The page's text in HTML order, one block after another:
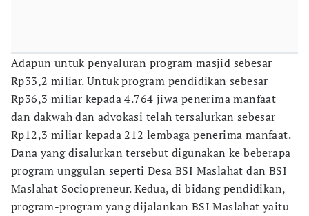
Adapun untuk penyaluran program masjid sebesar
Rp33,2 miliar. Untuk program pendidikan sebesar
Rp36,3 miliar kepada 4.764 jiwa penerima manfaat
dan dakwah dan advokasi telah tersalurkan sebesar
Rp12,3 miliar kepada 212 lembaga penerima manfaat.
Dana yang disalurkan tersebut digunakan ke beberapa
program unggulan seperti Desa BSI Maslahat dan BSI
Maslahat Sociopreneur. Kedua, di bidang pendidikan,
program-program yang dijalankan BSI Maslahat yaitu